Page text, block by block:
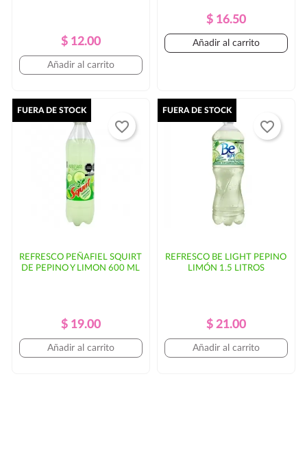
Precio
Regular
Precio
$ 12.00
Añadir al carrito
Precio
Regular
Precio
$ 16.50
Añadir al carrito
REFRESCO PEÑAFIEL SQUIRT
DE PEPINO Y LIMON 600 ML
Precio
Regular
Precio
$ 19.00
FUERA DE STOCK
Añadir al carrito
favorite_border
REFRESCO BE LIGHT PEPINO
LIMÓN 1.5 LITROS
Precio
Regular
Precio
$ 21.00
FUERA DE STOCK
Añadir al carrito
favorite_border